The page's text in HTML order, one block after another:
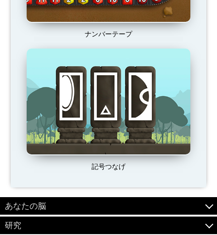
ナンバーテープ
記号つなげ
あなたの脳
研究